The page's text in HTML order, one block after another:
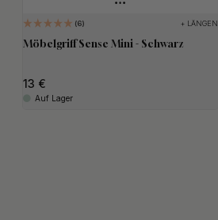
6 + LÄNGEN
Möbelgriff Sense Mini - Schwarz
13
Auf Lager